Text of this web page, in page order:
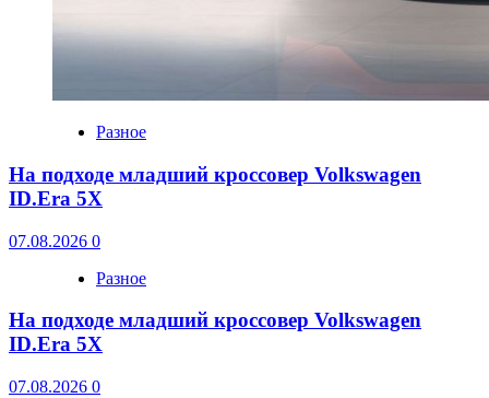
Разное
На подходе младший кроссовер Volkswagen
ID.Era 5X
07.08.2026 0
Разное
На подходе младший кроссовер Volkswagen
ID.Era 5X
07.08.2026 0